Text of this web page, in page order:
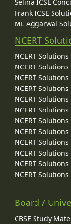
Selina ICSE
Frank ICSE
ML Aggarwal
NCERT
NCERT
NCERT
NCERT
NCERT
NCERT
NCERT
NCERT
NCERT
NCERT
NCERT
NCERT
NCERT
Board /
CBSE Study